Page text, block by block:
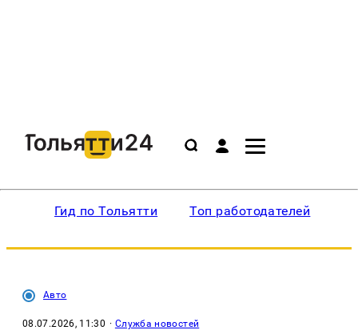
Гид по Тольятти Топ работодателей
Авто
08.07.2026, 11:30 · Служба новостей